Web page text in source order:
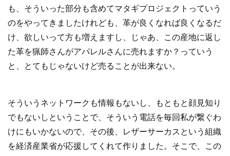
も、そういった部分も含めてマタギプロジェクトっていう
のをやってきましたけれども、革が良くなれば良くなるだ
け、欲しいって方も増えますし、じゃあ、この産地に返し
た革を猟師さんがアパレルさんに売れますか？っていう
と、とてもじゃないけど売ることが出来ない。
そういうネットワークも情報もないし、もともと顔見知り
でもないしということで、そういう電話を毎回私が繋ぐわ
けにもいかないので、その後、レザーサーカスという組織
を経済産業省が応援してくれて作りました。そこで、この